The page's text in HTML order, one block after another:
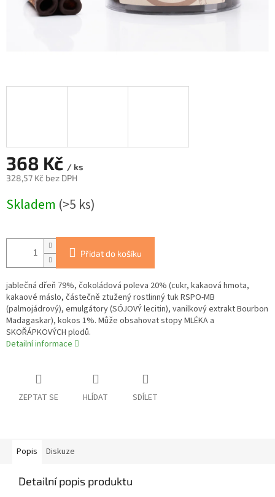
368 Kč / ks
328,57 Kč bez DPH
cena:
Skladem (>5 ks)
Přidat do košíku
jablečná dřeň 79%, čokoládová poleva 20% (cukr, kakaová hmota,
kakaové máslo, částečně ztužený rostlinný tuk RSPO-MB
(palmojádrový), emulgátory (SÓJOVÝ lecitin), vanilkový extrakt Bourbon
Madagaskar), kokos 1%. Může obsahovat stopy MLÉKA a
SKOŘÁPKOVÝCH plodů.
Detailní informace
ZEPTAT SE HLÍDAT SDÍLET
Popis Diskuze
Detailní popis produktu